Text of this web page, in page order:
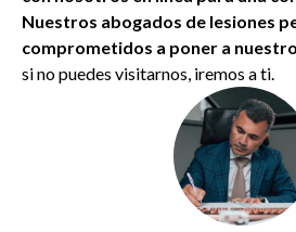
Nuestros abogados de lesiones
comprometidos a poner a
si no puedes visitarnos, iremos a ti.